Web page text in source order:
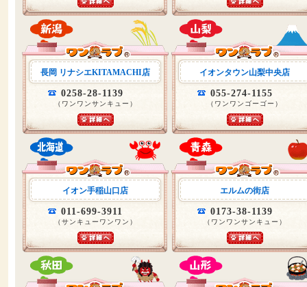
長岡 リナシエKITAMACHI店
0258-28-1139
（ワンワンサンキュー）
イオンタウン山梨中央店
055-274-1155
（ワンワンゴーゴー）
イオン手稲山口店
011-699-3911
（サンキューワンワン）
エルムの街店
0173-38-1139
（ワンワンサンキュー）